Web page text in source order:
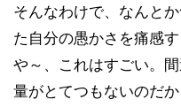
そんなわけで、なんと
た自分の愚かさを痛感
や～、これはすごい。
量がとてつもないのだ